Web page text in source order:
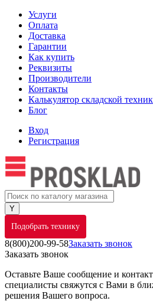
Услуги
Оплата
Доставка
Гарантии
Как купить
Реквизиты
Производители
Контакты
Калькулятор складской
Блог
Вход
Регистрация
Подобрать технику
8(800)200-99-58Заказать звонок
Заказать звонок
Оставьте Ваше сообщение и
специалисты свяжутся с Вами в
решения Вашего вопроса.